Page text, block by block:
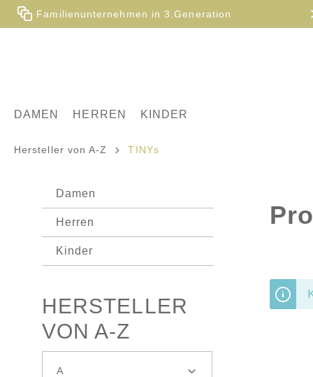
Familienunternehmen in 3.Generation
DAMEN HERREN KINDER
Hersteller von A-Z TINYs
Damen
Herren
Kinder
HERSTELLER
VON A-Z
A